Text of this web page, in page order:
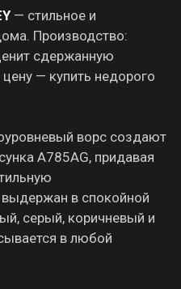
— стильное и
Производство:
сдержанную
— купить недорого
ворс создают
A785AG, придавая
выдержан в спокойной
серый, коричневый и
в любой